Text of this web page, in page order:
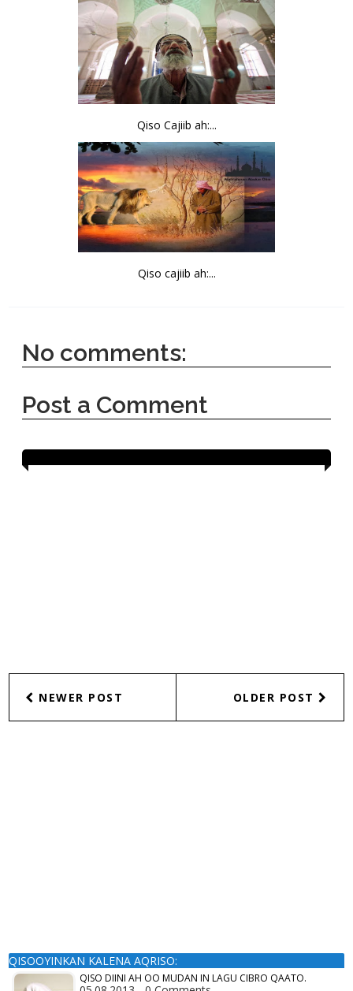
Qiso Cajiib ah:...
Qiso cajiib ah:...
No comments:
Post a Comment
NEWER POST OLDER POST
QISOOYINKAN KALENA AQRISO:
QISO DIINI AH OO MUDAN IN LAGU CIBRO QAATO.